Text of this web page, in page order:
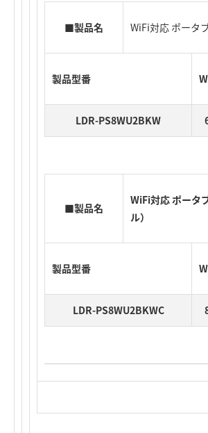
■製品名 WiFi対応 ポータ
製品型番
LDR-PS8WU2BKW
■製品名
WiFi対応 ポータ
ル）
製品型番
LDR-PS8WU2BKWC